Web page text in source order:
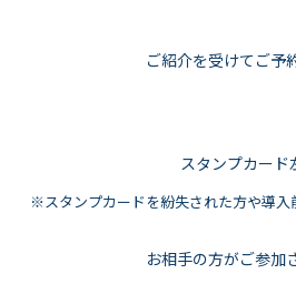
ご紹介を受けてご予
スタンプカード
※スタンプカードを紛失された方や導
お相手の方がご参加